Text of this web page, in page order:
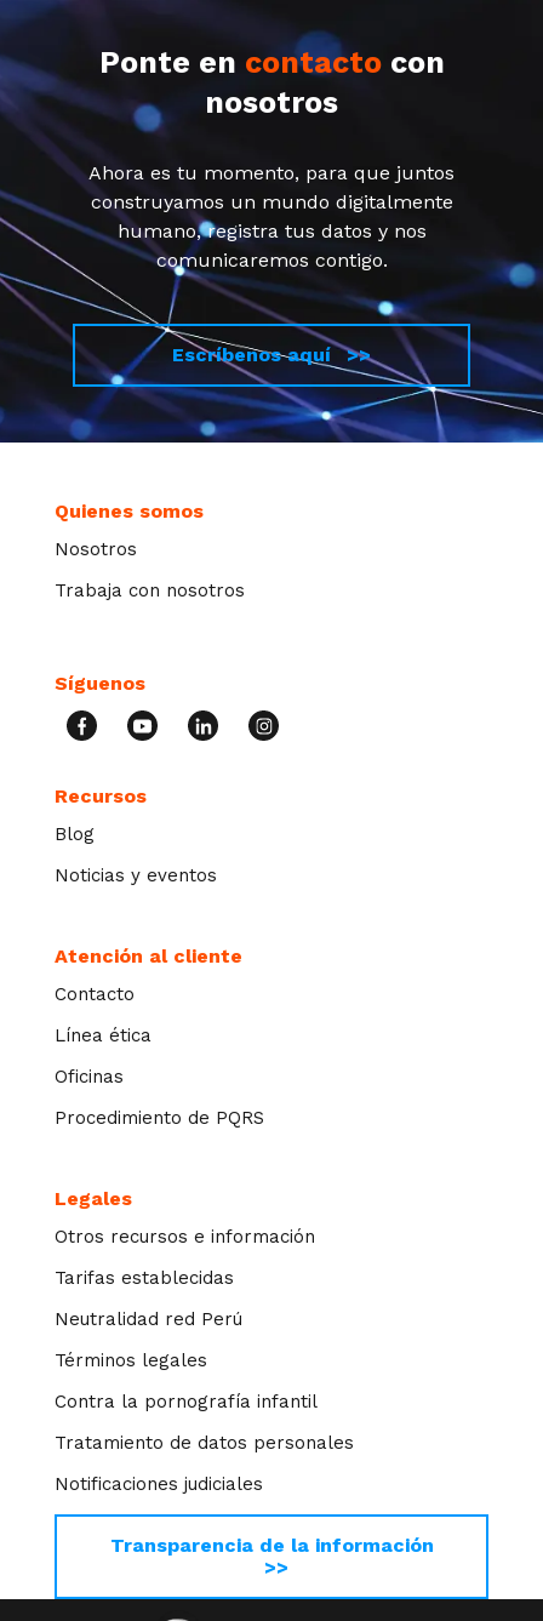
Ponte en contacto con
nosotros
Ahora es tu momento, para que juntos
construyamos un mundo digitalmente
humano, registra tus datos y nos
comunicaremos contigo.
Escríbenos aquí >>
Quienes somos
Nosotros
Trabaja con nosotros
Síguenos
Recursos
Blog
Noticias y eventos
Atención al cliente
Contacto
Línea ética
Oficinas
Procedimiento de PQRS
Legales
Otros recursos e información
Tarifas establecidas
Neutralidad red Perú
Términos legales
Contra la pornografía infantil
Tratamiento de datos personales
Notificaciones judiciales
Transparencia de la información
>>